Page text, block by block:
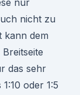
nur
nicht zu
kann dem
das sehr
oder 1:5